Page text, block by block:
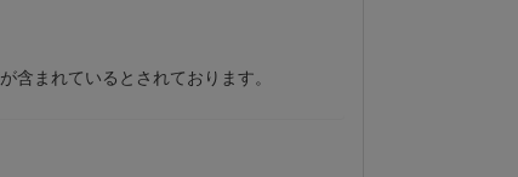
まれているとされております。